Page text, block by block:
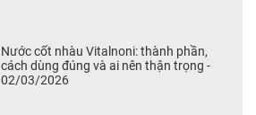
Nước cốt nhàu Vitalnoni: thành phần,
cách dùng đúng và ai nên thận trọng -
02/03/2026